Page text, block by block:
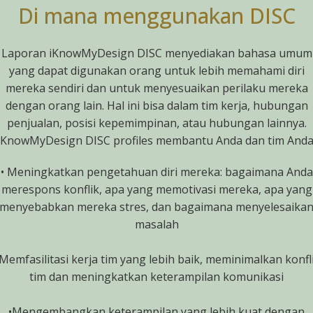
Di mana menggunakan DISC
Laporan iKnowMyDesign DISC menyediakan bahasa umum
yang dapat digunakan orang untuk lebih memahami diri
mereka sendiri dan untuk menyesuaikan perilaku mereka
dengan orang lain. Hal ini bisa dalam tim kerja, hubungan
penjualan, posisi kepemimpinan, atau hubungan lainnya.
DISC profiles membantu Anda dan tim
• Meningkatkan pengetahuan diri mereka: bagaimana Anda
merespons konflik, apa yang memotivasi mereka, apa yang
menyebabkan mereka stres, dan bagaimana menyelesaikan
masalah
kerja tim yang lebih baik, meminimalkan
tim dan meningkatkan keterampilan komunikasi